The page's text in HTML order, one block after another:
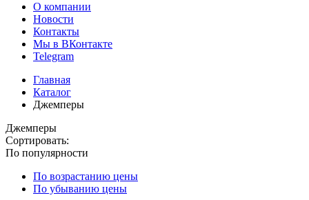
О компании
Новости
Контакты
Мы в ВКонтакте
Telegram
Главная
Каталог
Джемперы
Джемперы
Сортировать:
По популярности
По возрастанию цены
По убыванию цены